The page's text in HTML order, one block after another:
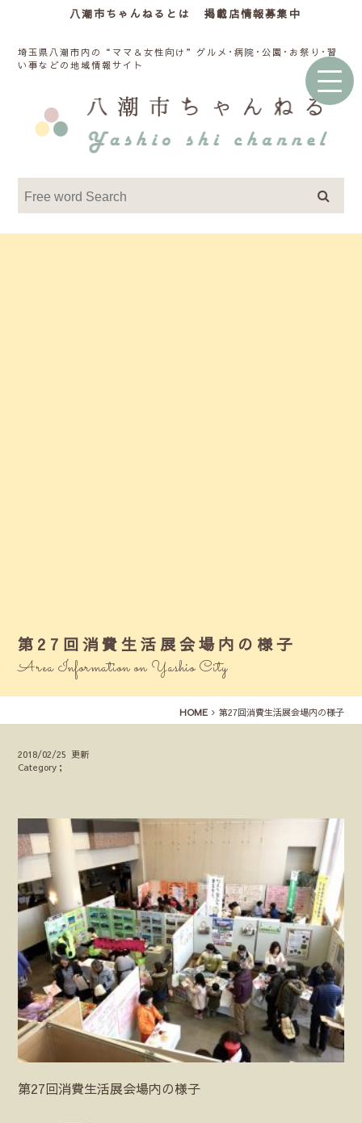
八潮市ちゃんねるとは 掲載店情報募集中
埼玉県八潮市内の“ママ＆女性向け”グルメ･病院･公園･お祭り･習
い事などの地域情報サイト
第27回消費生活展会場内の様子
Area Information on Yashio City
HOME 第27回消費生活展会場内の様子
2018/02/25 更新
Category；
第27回消費生活展会場内の様子